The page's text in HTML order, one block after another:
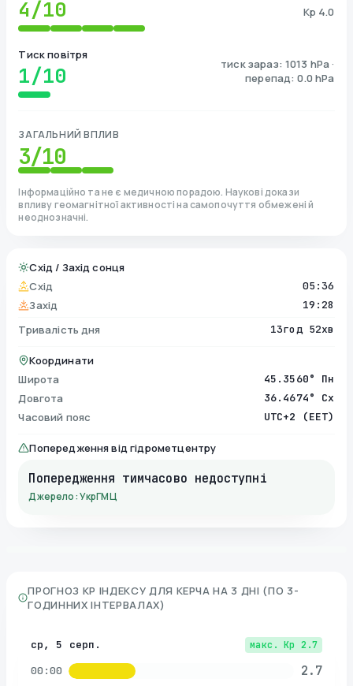
4/10 Kp 4.0
Тиск повітря
1/10
тиск зараз: 1013 hPa ·
перепад: 0.0 hPa
ЗАГАЛЬНИЙ ВПЛИВ
3/10
Інформаційно та не є медичною порадою. Наукові докази
впливу геомагнітної активності на самопочуття обмежені й
неоднозначні.
Схід / Захід сонця
Схід
05:36
Захід 19:28
Тривалість дня 13год 52хв
Координати
Широта
45.3560° Пн
Довгота 36.4674° Сх
Часовий пояс UTC+2 (EET)
Попередження від гідрометцентру
Попередження тимчасово недоступні
Джерело: УкрГМЦ
ПРОГНОЗ KP ІНДЕКСУ ДЛЯ КЕРЧА НА 3 ДНІ (ПО 3-
ГОДИННИХ ІНТЕРВАЛАХ)
ср, 5 серп. макс. Kp 2.7
00:00 2.7